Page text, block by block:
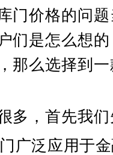
门价格的问
们是怎么想
那么选择到
，首先我们
广泛应用于